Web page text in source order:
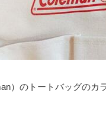
）のトートバッグのカ